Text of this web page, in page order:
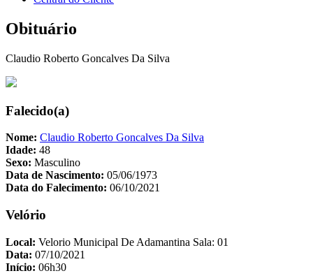
Obituário
Claudio Roberto Goncalves Da Silva
Falecido(a)
Nome: Claudio Roberto Goncalves Da Silva
Idade: 48
Sexo: Masculino
Data de Nascimento: 05/06/1973
Data do Falecimento: 06/10/2021
Velório
Local: Velorio Municipal De Adamantina Sala: 01
Data: 07/10/2021
Início: 06h30